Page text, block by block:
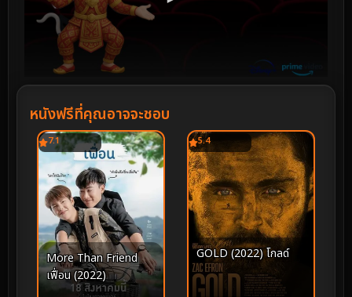
หนังฟรีที่คุณอาจจะชอบ
7.1
More Than Friend
เฟื่อน (2022)
5.4
GOLD (2022) โกลด์